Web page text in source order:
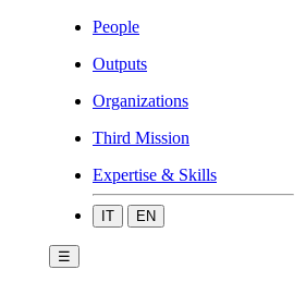
People
Outputs
Organizations
Third Mission
Expertise & Skills
IT EN
☰